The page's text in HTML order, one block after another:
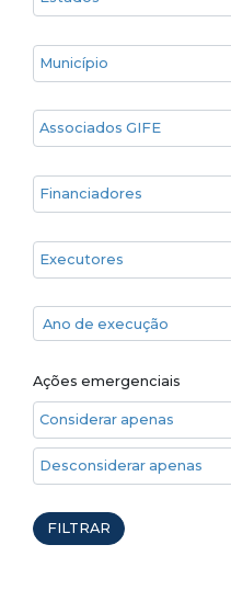
Cidade
Associados GIFE
Financiadores
Executores
Ano de execução
Ano de execução
Ações emergenciais
Considerar apenas ações
Desconsiderar apenas
FILTRAR